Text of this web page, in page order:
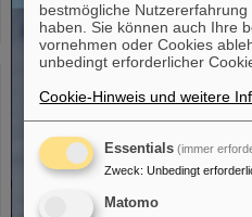
bestmögliche
haben. Sie können auch Ihre
vornehmen oder Cookies
unbedingt erforderlicher
Cookie-Hinweis und weitere
Essentials (immer
Zweck: Unbedingt
Matomo